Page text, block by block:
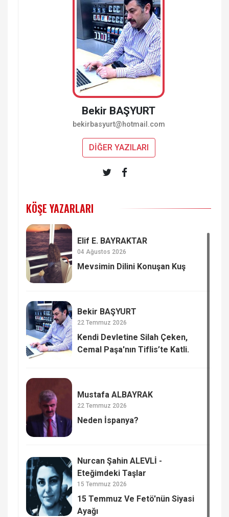
Bekir BAŞYURT
bekirbasyurt@hotmail.com
DİĞER YAZILARI
KÖŞE YAZARLARI
Elif E. BAYRAKTAR
04 Ağustos 2026
Mevsimin Dilini Konuşan Kuş
Bekir BAŞYURT
22 Temmuz 2026
Kendi Devletine Silah Çeken,
Cemal Paşa'nın Tiflis’te Katli.
Mustafa ALBAYRAK
22 Temmuz 2026
Neden İspanya?
Nurcan Şahin ALEVLİ -
Eteğimdeki Taşlar
15 Temmuz 2026
15 Temmuz Ve Fetö'nün Siyasi
Ayağı